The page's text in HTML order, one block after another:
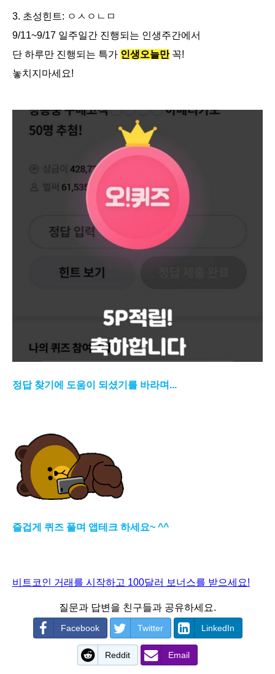
3. 초성힌트: ㅇㅅㅇㄴㅁ
9/11~9/17 일주일간 진행되는 인생주간에서
단 하루만 진행되는 특가 인생오늘만 꼭!
놓치지마세요!
정답 찾기에 도움이 되셨기를 바라며...
즐겁게 퀴즈 풀며 앱테크 하세요~ ^^
비트코인 거래를 시작하고 100달러 보너스를 받으세요!
질문과 답변을 친구들과 공유하세요.
Facebook Twitter LinkedIn
Reddit Email